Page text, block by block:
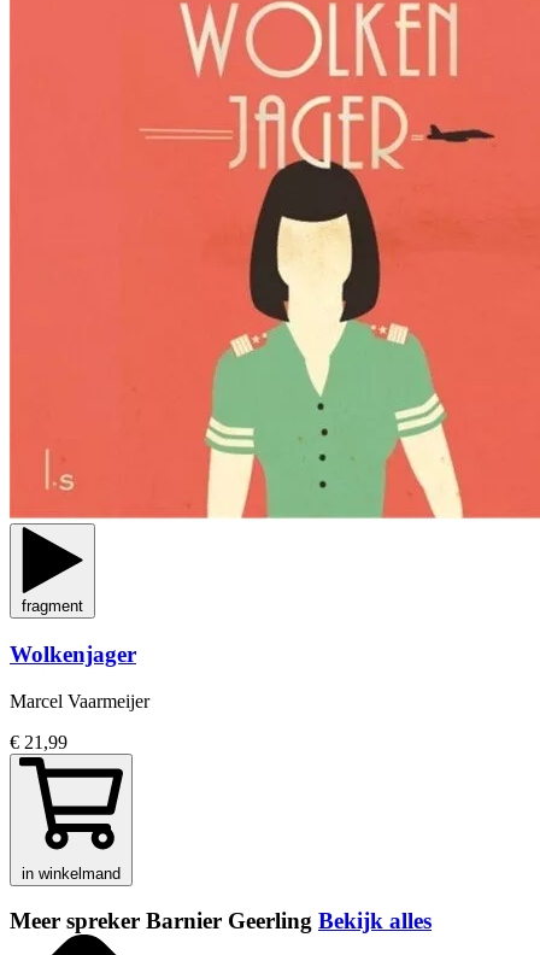
fragment
Wolkenjager
Marcel Vaarmeijer
€ 21,99
in winkelmand
Meer spreker Barnier Geerling Bekijk alles